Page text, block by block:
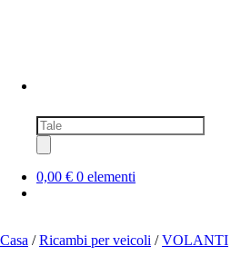
Ricerca
prodotti
0,00 € 0 elementi
Casa /Ricambi per veicoli /VOLANTI